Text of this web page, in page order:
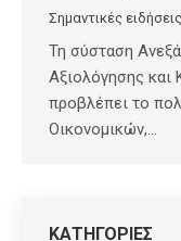
Σημαντικές ειδήσεις
Τη σύσταση
Αξιολόγησης
προβλέπει το
Οικονομικών,…
ΚΑΤΗΓΟΡΙΕΣ